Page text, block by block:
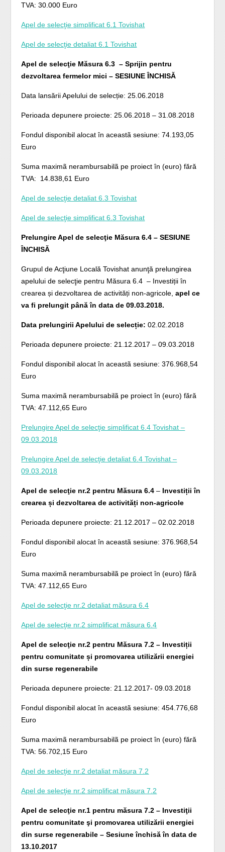
TVA: 30.000 Euro
Apel de selecţie simplificat 6.1 Tovishat
Apel de selecţie detaliat 6.1 Tovishat
Apel de selecţie Măsura 6.3 – Sprijin pentru
dezvoltarea fermelor mici – SESIUNE ÎNCHISĂ
Data lansării Apelului de selecție: 25.06.2018
Perioada depunere proiecte: 25.06.2018 – 31.08.2018
Fondul disponibil alocat în aceastã sesiune: 74.193,05
Euro
Suma maximã nerambursabilã pe proiect în (euro) fără
TVA: 14.838,61 Euro
Apel de selecţie detaliat 6.3 Tovishat
Apel de selecţie simplificat 6.3 Tovishat
Prelungire Apel de selecţie Măsura 6.4 – SESIUNE
ÎNCHISĂ
Grupul de Acţiune Locală Tovishat anunţă prelungirea
apelului de selecţie pentru Măsura 6.4 – Investiții în
crearea și dezvoltarea de activități non-agricole,apel ce
va fi prelungit până în data de 09.03.2018.
Data prelungirii Apelului de selecție: 02.02.2018
Perioada depunere proiecte: 21.12.2017 – 09.03.2018
Fondul disponibil alocat în aceastã sesiune: 376.968,54
Euro
Suma maximã nerambursabilã pe proiect în (euro) fără
TVA: 47.112,65 Euro
Prelungire Apel de selecţie simplificat 6.4 Tovishat –
09.03.2018
Prelungire Apel de selecţie detaliat 6.4 Tovishat –
09.03.2018
Apel de selecţie nr.2 pentru Măsura 6.4– Investiții în
crearea și dezvoltarea de activități non-agricole
Perioada depunere proiecte: 21.12.2017 – 02.02.2018
Fondul disponibil alocat în aceastã sesiune: 376.968,54
Euro
Suma maximã nerambursabilã pe proiect în (euro) fără
TVA: 47.112,65 Euro
Apel de selecţie nr.2 detaliat măsura 6.4
Apel de selecţie nr.2 simplificat măsura 6.4
Apel de selecţie nr.2 pentru Măsura 7.2 – Investiții
pentru comunitate și promovarea utilizării energiei
din surse regenerabile
Perioada depunere proiecte: 21.12.2017- 09.03.2018
Fondul disponibil alocat în aceastã sesiune: 454.776,68
Euro
Suma maximã nerambursabilã pe proiect în (euro) fără
TVA: 56.702,15 Euro
Apel de selecţie nr.2 detaliat măsura 7.2
Apel de selecţie nr.2 simplificat măsura 7.2
Apel de selecţie nr.1 pentru măsura 7.2 – Investiţii
pentru comunitate şi promovarea utilizării energiei
din surse regenerabile – Sesiune închisă în data de
13.10.2017